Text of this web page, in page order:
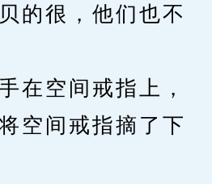
的很，他们也不
空间戒指上，
空间戒指摘了下